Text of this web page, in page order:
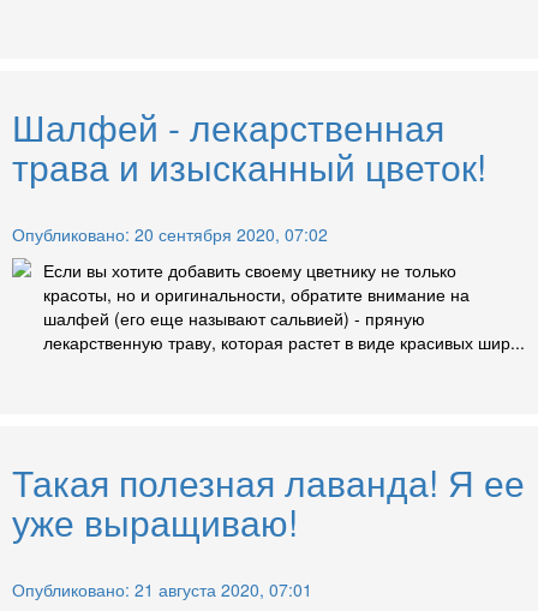
Шалфей - лекарственная
трава и изысканный цветок!
Опубликовано: 20 сентября 2020, 07:02
Если вы хотите добавить своему цветнику не только
красоты, но и оригинальности, обратите внимание на
шалфей (его еще называют сальвией) - пряную
лекарственную траву, которая растет в виде красивых шир...
Такая полезная лаванда! Я ее
уже выращиваю!
Опубликовано: 21 августа 2020, 07:01